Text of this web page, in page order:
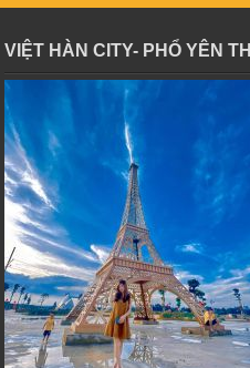
VIỆT HÀN CITY- PHỔ YÊN